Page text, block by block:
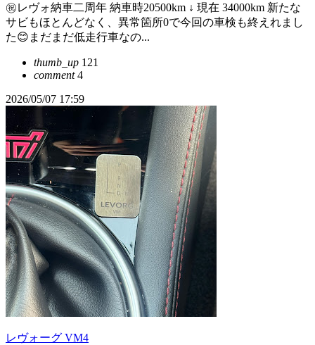
㊗️レヴォ納車二周年 納車時20500km ↓ 現在 34000km 新たな
サビもほとんどなく、異常箇所0で今回の車検も終えれまし
た😊まだまだ低走行車なの...
thumb_up 121
comment4
2026/05/07 17:59
レヴォーグ VM4